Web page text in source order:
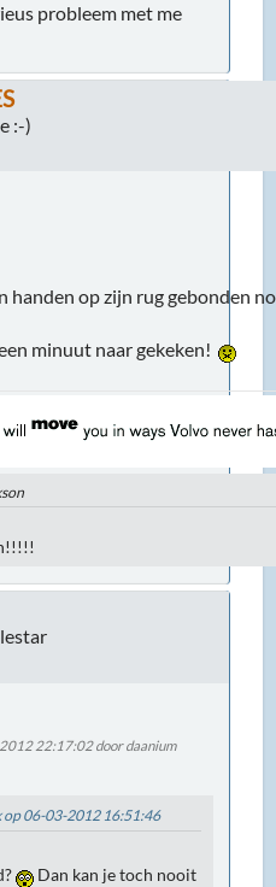
probleem met me
:-)
handen op zijn rug gebonden
minuut naar gekeken!
22:17:02 door daanium
op 06-03-2012 16:51:46
Dan kan je toch nooit